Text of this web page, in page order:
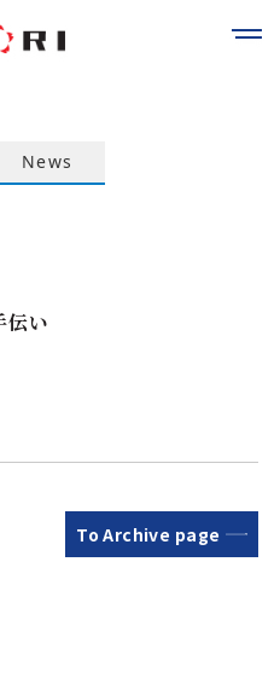
News
伝い
To Archive page